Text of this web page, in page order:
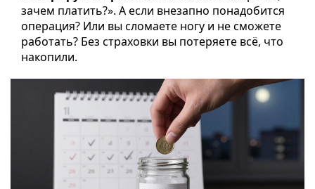
зачем платить?». А если внезапно понадобится
операция? Или вы сломаете ногу и не сможете
работать? Без страховки вы потеряете всё, что
накопили.